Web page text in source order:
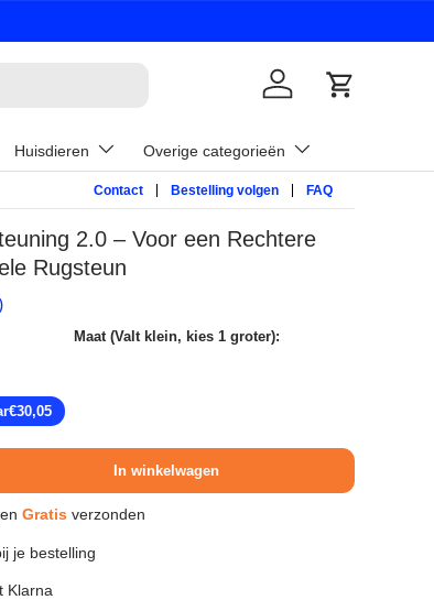
InloggenWinkelwagen
Huisdieren Overige categorieën
Contact Bestelling volgen FAQ
2.0 – Voor een Rechtere
Rugsteun
Maat (Valt klein, kies 1 groter):
€30,05
In winkelwagen
Gratis verzonden
je bestelling
Klarna